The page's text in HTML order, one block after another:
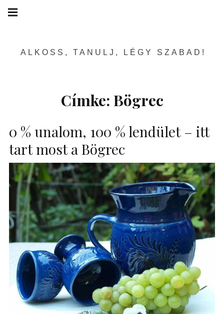
Skip
ALKOSS, TANULJ, LÉGY SZABAD!
navigation
Címke: Bögrec
0 % unalom, 100 % lendület – itt
tart most a Bögrec